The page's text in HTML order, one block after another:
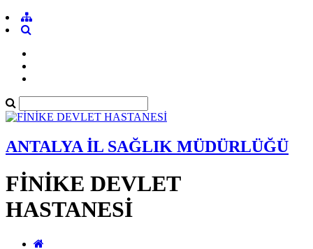
ANTALYA İL SAĞLIK MÜDÜRLÜĞÜ
FİNİKE DEVLET
HASTANESİ